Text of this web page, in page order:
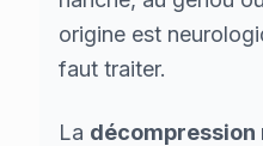
origine est
faut traiter.
La